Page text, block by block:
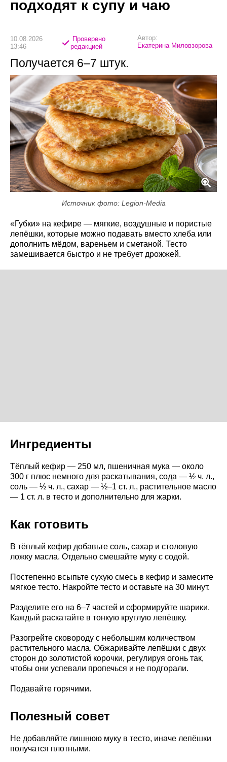
подходят к супу и чаю
10.08.2026
13:46
Проверено
редакцией
Автор:
Екатерина Миловзорова
Получается 6–7 штук.
Источник фото: Legion-Media
«Губки» на кефире — мягкие, воздушные и пористые
лепёшки, которые можно подавать вместо хлеба или
дополнить мёдом, вареньем и сметаной. Тесто
замешивается быстро и не требует дрожжей.
Ингредиенты
Тёплый кефир — 250 мл, пшеничная мука — около
300 г плюс немного для раскатывания, сода — ½ ч. л.,
соль — ½ ч. л., сахар — ½–1 ст. л., растительное масло
— 1 ст. л. в тесто и дополнительно для жарки.
Как готовить
В тёплый кефир добавьте соль, сахар и столовую
ложку масла. Отдельно смешайте муку с содой.
Постепенно всыпьте сухую смесь в кефир и замесите
мягкое тесто. Накройте тесто и оставьте на 30 минут.
Разделите его на 6–7 частей и сформируйте шарики.
Каждый раскатайте в тонкую круглую лепёшку.
Разогрейте сковороду с небольшим количеством
растительного масла. Обжаривайте лепёшки с двух
сторон до золотистой корочки, регулируя огонь так,
чтобы они успевали пропечься и не подгорали.
Подавайте горячими.
Полезный совет
Не добавляйте лишнюю муку в тесто, иначе лепёшки
получатся плотными.